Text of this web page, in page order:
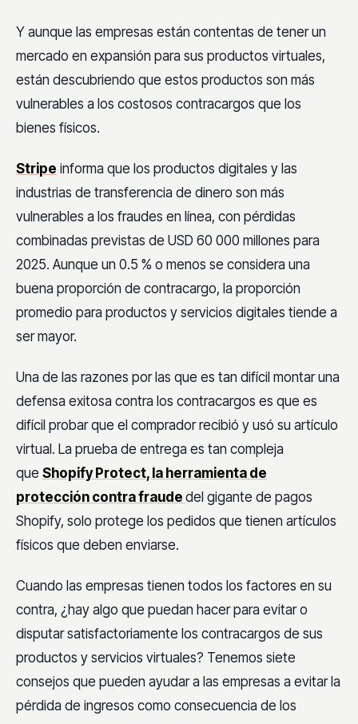
Y aunque las empresas están contentas de tener un
mercado en expansión para sus productos virtuales,
están descubriendo que estos productos son más
vulnerables a los costosos contracargos que los
bienes físicos.
Stripe informa que los productos digitales y las
industrias de transferencia de dinero son más
vulnerables a los fraudes en línea, con pérdidas
combinadas previstas de USD 60 000 millones para
2025. Aunque un 0.5 % o menos se considera una
buena proporción de contracargo, la proporción
promedio para productos y servicios digitales tiende a
ser mayor.
Una de las razones por las que es tan difícil montar una
defensa exitosa contra los contracargos es que es
difícil probar que el comprador recibió y usó su artículo
virtual. La prueba de entrega es tan compleja
que Shopify Protect, la herramienta de
protección contra fraude del gigante de pagos
Shopify, solo protege los pedidos que tienen artículos
físicos que deben enviarse.
Cuando las empresas tienen todos los factores en su
contra, ¿hay algo que puedan hacer para evitar o
disputar satisfactoriamente los contracargos de sus
productos y servicios virtuales? Tenemos siete
consejos que pueden ayudar a las empresas a evitar la
pérdida de ingresos como consecuencia de los